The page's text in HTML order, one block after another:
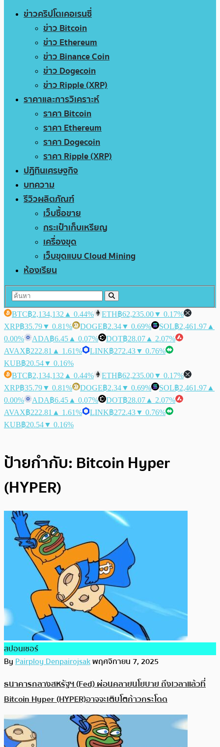
ข่าวคริปโตเคอเรนซี่
ข่าว Bitcoin
ข่าว Ethereum
ข่าว Binance Coin
ข่าว Dogecoin
ข่าว Ripple (XRP)
ราคาและการวิเคราะห์
ราคา Bitcoin
ราคา Ethereum
ราคา Dogecoin
ราคา Ripple (XRP)
ปฏิทินเศรษฐกิจ
บทความ
รีวิวผลิตภัณฑ์
เว็บซื้อขาย
กระเป๋าเก็บเหรียญ
เครื่องขุด
เว็บขุดแบบ Cloud Mining
ห้องเรียน
BTC฿2,134,132 ▲ 0.44% ETH฿62,235.00▼ 0.17%
XRP฿35.79▼ 0.81% DOGE฿2.34▼ 0.69% SOL฿2,461.97 ▲
0.00%
ADA฿6.45 ▲ 0.07% DOT฿28.07 ▲ 2.07%
AVAX฿222.81 ▲ 1.61% LINK฿272.43▼ 0.76%
KUB฿20.54▼ 0.16%
BTC฿2,134,132 ▲ 0.44% ETH฿62,235.00▼ 0.17%
XRP฿35.79▼ 0.81% DOGE฿2.34▼ 0.69% SOL฿2,461.97 ▲
0.00%
ADA฿6.45 ▲ 0.07% DOT฿28.07 ▲ 2.07%
AVAX฿222.81 ▲ 1.61% LINK฿272.43▼ 0.76%
KUB฿20.54▼ 0.16%
ป้ายกำกับ: Bitcoin Hyper
(HYPER)
สปอนเซอร์
ByPairploy Denpairojsakพฤศจิกายน 7, 2025
ธนาคารกลางสหรัฐฯ (Fed) ผ่อนคลายนโยบาย ถึงเวลาแล้วที่
Bitcoin Hyper (HYPER)อาจจะเติบโตก้าวกระโดด